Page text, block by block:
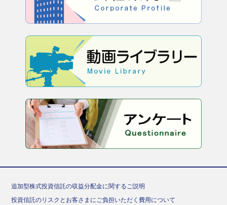
追加型株式投資信託の収益分配金に関するご説明
投資信託のリスクとお客さまにご負担いただく費用について